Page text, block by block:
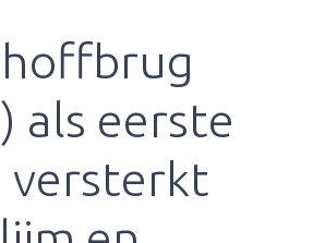
als eerste
versterkt